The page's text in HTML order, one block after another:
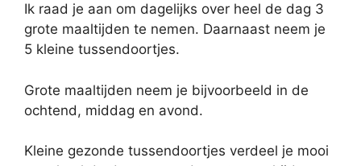
Ik raad je aan om dagelijks over heel de dag 3
grote maaltijden te nemen. Daarnaast neem je
5 kleine tussendoortjes.
Grote maaltijden neem je bijvoorbeeld in de
ochtend, middag en avond.
Kleine gezonde tussendoortjes verdeel je mooi